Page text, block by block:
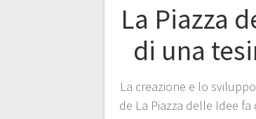
La Piazza
di una
La creazione e lo
de La Piazza delle Idee